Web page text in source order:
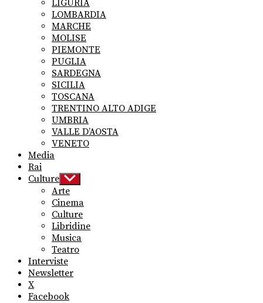
LIGURIA
LOMBARDIA
MARCHE
MOLISE
PIEMONTE
PUGLIA
SARDEGNA
SICILIA
TOSCANA
TRENTINO ALTO ADIGE
UMBRIA
VALLE D’AOSTA
VENETO
Media
Rai
Culture Show
sub
menu
Arte
Cinema
Culture
Libridine
Musica
Teatro
Interviste
Newsletter
X
Facebook